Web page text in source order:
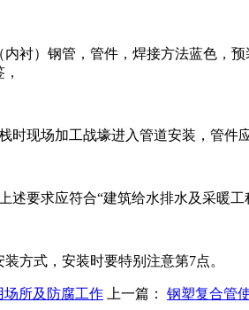
）钢管，管件，焊接方法蓝色，预
现场加工战壕进入管道安装，管件
求应符合“建筑给水排水及采暖工
式，安装时要特别注意第7点。
场所及防腐工作 上一篇： 钢塑复合管